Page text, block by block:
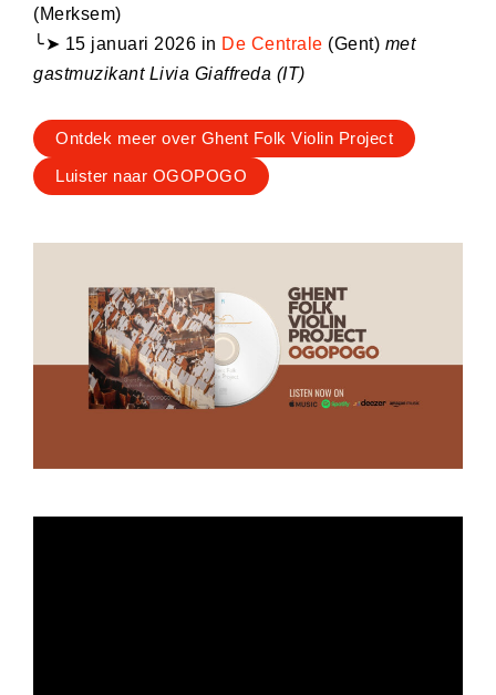
(Merksem)
╰➤ 15 januari 2026 in De Centrale (Gent) met
gastmuzikant Livia Giaffreda (IT)
Ontdek meer over Ghent Folk Violin Project
Luister naar OGOPOGO